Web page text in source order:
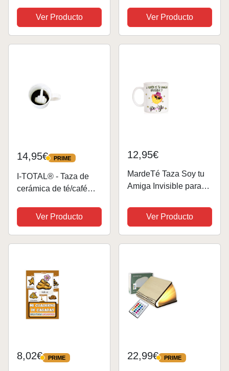
Huevo | Regalos
Divertidos paras
Amigos Invisibles | No
Ver Producto
cumpleaños, Diario de
cuero inspiradores
navidad para amigas
Ver Producto
14,95€ PRIME
PRIME
I-TOTAL® - Taza de
cerámica de té/café
interiores 9 x 8,5 x 9
cm (MIDDLE FINGER)
300 ml
Ver Producto
12,95€
MardeTé Taza Soy tu
Amiga Invisible para
Divertida de Regalo
Amigo Invisible.
Ver Producto
8,02€ PRIME
PRIME 22,99€ PRIME
PRIME